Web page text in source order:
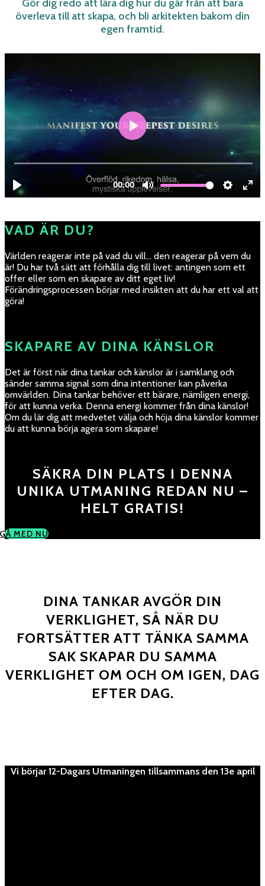
Gör dig redo att lära dig hur du går från att bara
överleva till att skapa, och bli arkitekten bakom din
egen framtid.
VAD ÄR DU?
Världen reagerar inte på vad du vill… den reagerar på vem du
är! Du har två sätt att förhålla dig till livet: antingen som ett
offer eller som en skapare av ditt eget liv!
Förändringsprocessen börjar med insikten att du har ett val att
göra!
SKAPARE AV DINA KÄNSLOR
Det är först när dina tankar och känslor är i samklang och
sänder samma signal som dina intentioner kan påverka
omvärlden. Dina tankar behöver ett bärare, nämligen energi,
för att kunna verka. Denna energi kommer från dina känslor!
Om du lär dig att medvetet välja och höja dina känslor kommer
du att kunna börja agera som skapare!
SÄKRA DIN PLATS I DENNA
UNIKA UTMANING REDAN NU –
HELT GRATIS!
MED NU
DINA TANKAR AVGÖR DIN
VERKLIGHET, SÅ NÄR DU
FORTSÄTTER ATT TÄNKA SAMMA
SAK SKAPAR DU SAMMA
VERKLIGHET OM OCH OM IGEN, DAG
EFTER DAG.
Vi börjar 12-Dagars Utmaningen tillsammans den 13e april